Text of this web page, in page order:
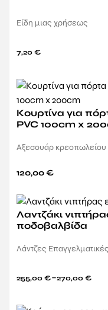
Είδη μιας χρήσεως
7,20 €
Κουρτίνα για
PVC 100cm x
Αξεσουάρ κρεοπωλείου
120,00€
Λαντζάκι
ποδοβαλβίδα
Λάντζες Επαγγελματικές
255,00 €–270,00 €